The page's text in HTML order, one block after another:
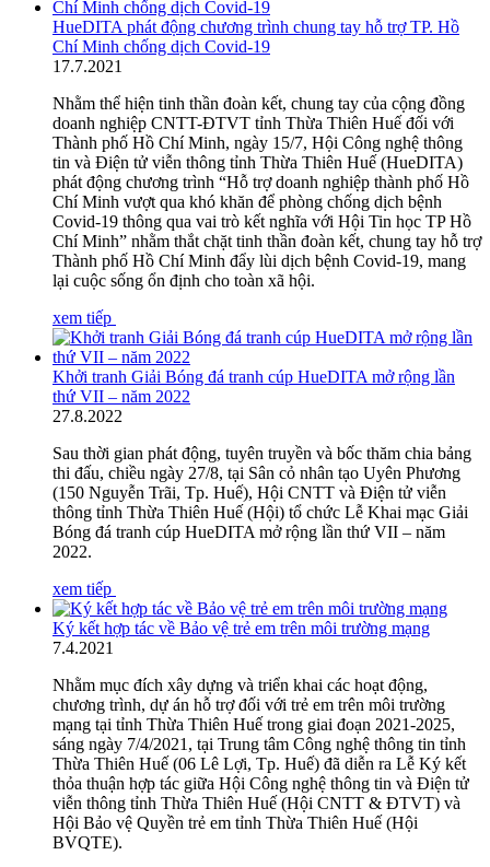
HueDITA phát động chương trình chung tay hỗ trợ TP. Hồ
Chí Minh chống dịch Covid-19
17.7.2021
Nhằm thể hiện tinh thần đoàn kết, chung tay của cộng đồng
doanh nghiệp CNTT-ĐTVT tỉnh Thừa Thiên Huế đối với
Thành phố Hồ Chí Minh, ngày 15/7, Hội Công nghệ thông
tin và Điện tử viễn thông tỉnh Thừa Thiên Huế (HueDITA)
phát động chương trình “Hỗ trợ doanh nghiệp thành phố Hồ
Chí Minh vượt qua khó khăn để phòng chống dịch bệnh
Covid-19 thông qua vai trò kết nghĩa với Hội Tin học TP Hồ
Chí Minh” nhằm thắt chặt tinh thần đoàn kết, chung tay hỗ trợ
Thành phố Hồ Chí Minh đẩy lùi dịch bệnh Covid-19, mang
lại cuộc sống ổn định cho toàn xã hội.
xem tiếp
Khởi tranh Giải Bóng đá tranh cúp HueDITA mở rộng lần
thứ VII – năm 2022
27.8.2022
Sau thời gian phát động, tuyên truyền và bốc thăm chia bảng
thi đấu, chiều ngày 27/8, tại Sân cỏ nhân tạo Uyên Phương
(150 Nguyễn Trãi, Tp. Huế), Hội CNTT và Điện tử viễn
thông tỉnh Thừa Thiên Huế (Hội) tổ chức Lễ Khai mạc Giải
Bóng đá tranh cúp HueDITA mở rộng lần thứ VII – năm
2022.
xem tiếp
Ký kết hợp tác về Bảo vệ trẻ em trên môi trường mạng
7.4.2021
Nhằm mục đích xây dựng và triển khai các hoạt động,
chương trình, dự án hỗ trợ đối với trẻ em trên môi trường
mạng tại tỉnh Thừa Thiên Huế trong giai đoạn 2021-2025,
sáng ngày 7/4/2021, tại Trung tâm Công nghệ thông tin tỉnh
Thừa Thiên Huế (06 Lê Lợi, Tp. Huế) đã diễn ra Lễ Ký kết
thỏa thuận hợp tác giữa Hội Công nghệ thông tin và Điện tử
viễn thông tỉnh Thừa Thiên Huế (Hội CNTT & ĐTVT) và
Hội Bảo vệ Quyền trẻ em tỉnh Thừa Thiên Huế (Hội
BVQTE).